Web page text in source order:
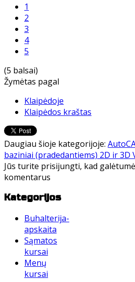
1
2
3
4
5
(5 balsai)
Žymėtas pagal
Klaipėdoje
Klaipėdos kraštas
Daugiau šioje kategorijoje:
baziniai (pradedantiems) 2D ir 3D
Jūs turite prisijungti, kad
komentarus
Kategorijos
Buhalterija-
apskaita
Sąmatos
kursai
Menų
kursai